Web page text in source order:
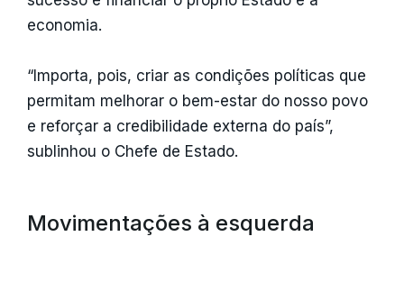
economia.
“Importa, pois, criar as condições políticas que
permitam melhorar o bem-estar do nosso povo
e reforçar a credibilidade externa do país”,
sublinhou o Chefe de Estado.
Movimentações à esquerda